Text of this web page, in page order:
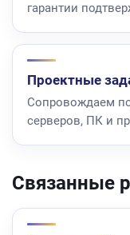
гарантии
Проектные
Сопровождаем
серверов, ПК и
Связанные